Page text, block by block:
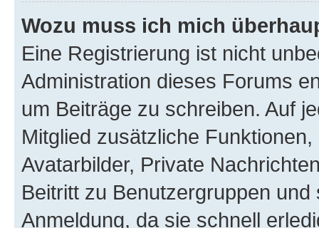
Wozu muss ich mich
Eine Registrierung ist nicht
Administration dieses Forums
um Beiträge zu schreiben. Auf
Mitglied zusätzliche
Avatarbilder, Private
Beitritt zu Benutzergruppen
Anmeldung, da sie schnell